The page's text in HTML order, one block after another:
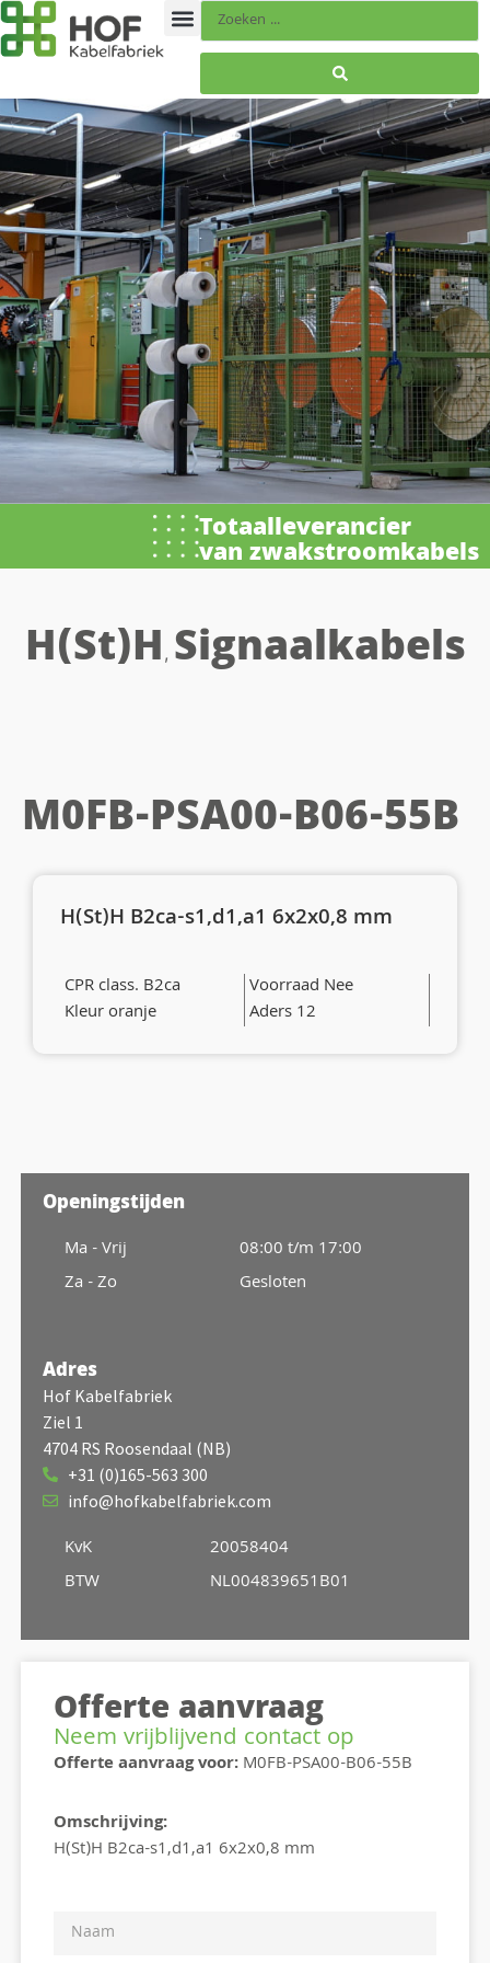
Totaalleverancier
van zwakstroomkabels
H(St)H , Signaalkabels
M0FB-PSA00-B06-55B
H(St)H B2ca-s1,d1,a1 6x2x0,8 mm
CPR class. B2ca
Voorraad Nee
Kleur oranje
Aders 12
Openingstijden
Ma - Vrij
Za - Zo
08:00 t/m 17:00
Gesloten
Adres
Hof Kabelfabriek
Ziel 1
4704 RS Roosendaal (NB)
+31 (0)165-563 300
info@hofkabelfabriek.com
KvK
BTW
20058404
NL004839651B01
Offerte aanvraag
Neem vrijblijvend contact op
Offerte aanvraag voor:M0FB-PSA00-B06-55B
Omschrijving:
H(St)H B2ca-s1,d1,a1 6x2x0,8 mm